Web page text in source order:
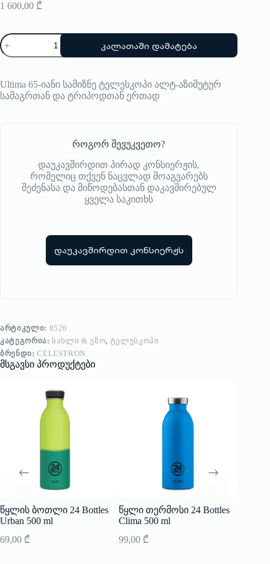
1 600,00 ₾
რაოდენობა:
ტელესკოპი
Celestron
კალათაში დამატება
Ultima 65-იანი სამიზნე ტელესკოპი ალტ-აზიმუტურ
სამაგრთან და ტრიპოდთან ერთად
როგორ შევუკვეთო?
დაუკავშირდით პირად კონსიერჟის,
რომელიც თქვენ ნაცვლად მოაგვარებს
შეძენასა და მიწოდებასთან დაკავშირებულ
ყველა საკითხს
დაუკავშირდით კონსიერჟს
ᲐᲠᲢᲘᲙᲣᲚᲘ: 8526
ᲙᲐᲢᲔᲒᲝᲠᲘᲐ: ᲡᲐᲮᲚᲘ & ᲔᲖᲝ, ᲢᲔᲚᲔᲡᲙᲝᲞᲘ
ᲑᲠᲔᲜᲓᲘ:CELESTRON
მსგავსი პროდუქტები
წყლის ბოთლი 24 Bottles
Urban 500 ml
69,00 ₾
წყლი თერმოსი 24 Bottles
Clima 500 ml
99,00 ₾